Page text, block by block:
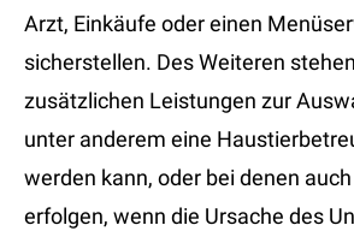
Arzt, Einkäufe oder einen
sicherstellen. Des Weiteren
zusätzlichen Leistungen zur
unter anderem eine
werden kann, oder bei denen
erfolgen, wenn die Ursache des